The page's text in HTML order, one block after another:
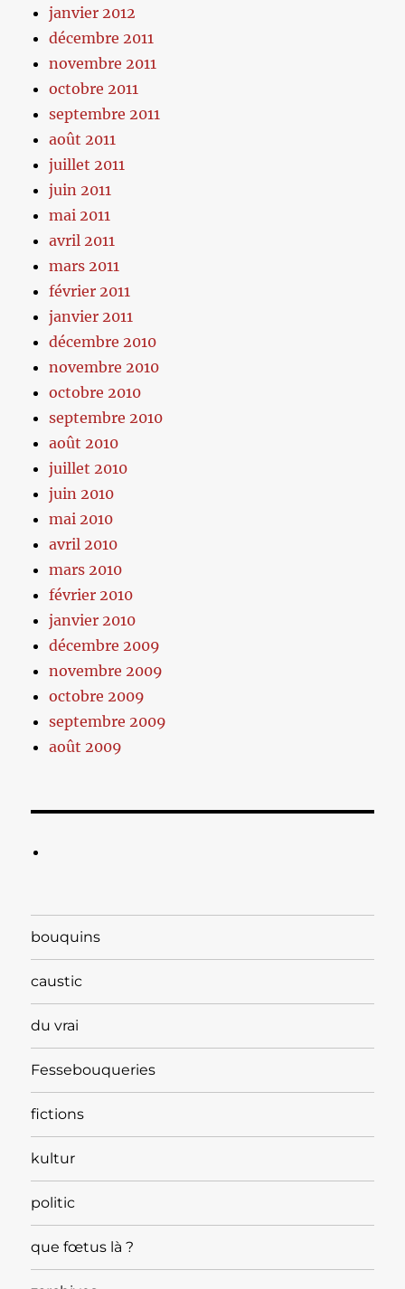
janvier 2012
décembre 2011
novembre 2011
octobre 2011
septembre 2011
août 2011
juillet 2011
juin 2011
mai 2011
avril 2011
mars 2011
février 2011
janvier 2011
décembre 2010
novembre 2010
octobre 2010
septembre 2010
août 2010
juillet 2010
juin 2010
mai 2010
avril 2010
mars 2010
février 2010
janvier 2010
décembre 2009
novembre 2009
octobre 2009
septembre 2009
août 2009
bouquins
caustic
du vrai
Fessebouqueries
fictions
kultur
politic
que fœtus là ?